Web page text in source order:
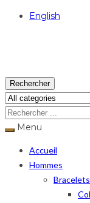
English
Rechercher
Menu
Accueil
Hommes
Bracelets